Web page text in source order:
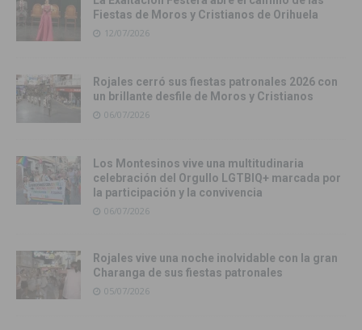
Fiestas de Moros y Cristianos de Orihuela
12/07/2026
Rojales cerró sus fiestas patronales 2026 con
un brillante desfile de Moros y Cristianos
06/07/2026
Los Montesinos vive una multitudinaria
celebración del Orgullo LGTBIQ+ marcada por
la participación y la convivencia
06/07/2026
Rojales vive una noche inolvidable con la gran
Charanga de sus fiestas patronales
05/07/2026